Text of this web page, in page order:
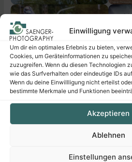
Einwilligung
Um dir ein optimales Erlebnis zu bieten,
Cookies, um Geräteinformationen zu
zuzugreifen. Wenn du diesen Technologien
wie das Surfverhalten oder eindeutige IDs
Wenn du deine Einwillligung nicht erteilst
bestimmte Merkmale und Funktionen
Akzeptieren
Ablehnen
Einstellungen